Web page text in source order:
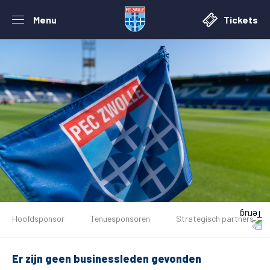
Menu Tickets
Tickets
Matchdays
Hoofdsponsor Tenuesponsoren Strategisch partners
Er zijn geen businessleden gevonden